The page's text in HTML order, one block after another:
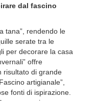
dal fascino
tana”, rendendo le
serate tra le
per decorare la casa
offre
risultato di grande
artigianale”,
fonti di ispirazione.